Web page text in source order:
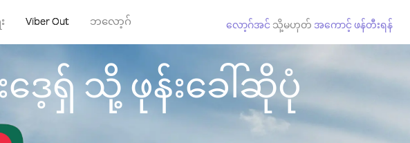
Viber Out ဘလော့ဂ် လော့ဂ်အင် သို့မဟုတ် အကောင့် ဖန်တီးရန်
ေ့ရှ် သို့ ဖုန်းခေါ်ဆိုပုံ